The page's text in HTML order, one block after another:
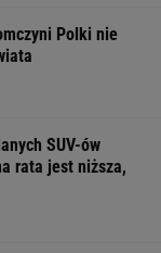
Polki nie
SUV-ów
rata jest niższa,